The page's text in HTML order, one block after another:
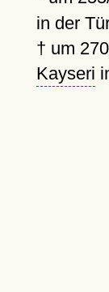
in der
† um
Kayseri